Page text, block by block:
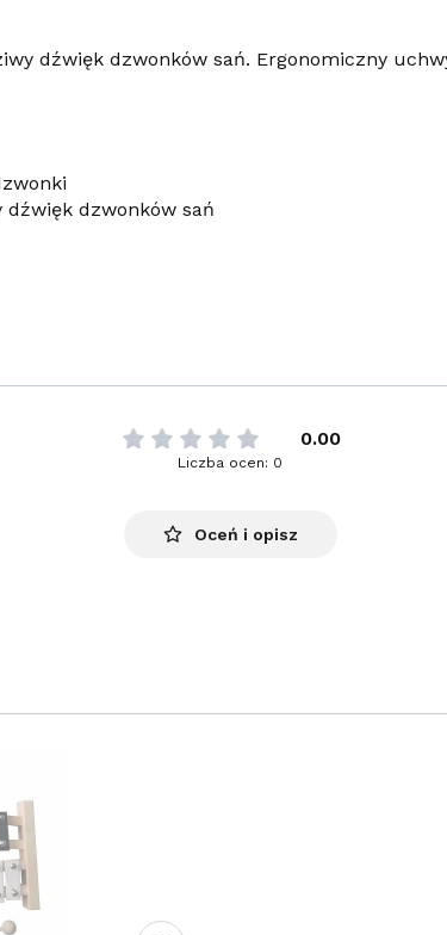
dźwięk dzwonków sań. Ergonomiczny
dźwięk dzwonków sań
0.00
Liczba ocen: 0
Oceń i opisz